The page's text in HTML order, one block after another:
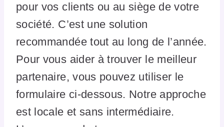
pour vos clients ou au siège de votre
société. C’est une solution
recommandée tout au long de l’année.
Pour vous aider à trouver le meilleur
partenaire, vous pouvez utiliser le
formulaire ci-dessous. Notre approche
est locale et sans intermédiaire.